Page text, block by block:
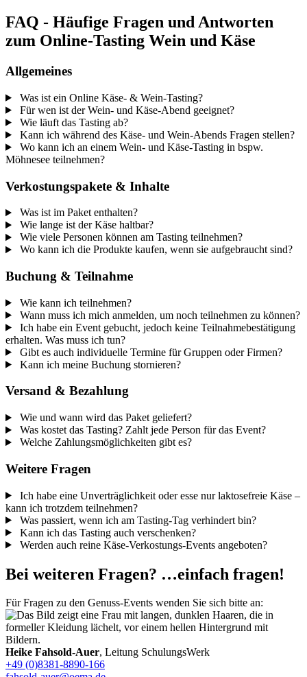
FAQ - Häufige Fragen und Antworten
zum Online-Tasting Wein und Käse
Allgemeines
Was ist ein Online Käse- & Wein-Tasting?
Für wen ist der Wein- und Käse-Abend geeignet?
Wie läuft das Tasting ab?
Kann ich während des Käse- und Wein-Abends Fragen stellen?
Wo kann ich an einem Wein- und Käse-Tasting in bspw.
Möhnesee teilnehmen?
Verkostungspakete & Inhalte
Was ist im Paket enthalten?
Wie lange ist der Käse haltbar?
Wie viele Personen können am Tasting teilnehmen?
Wo kann ich die Produkte kaufen, wenn sie aufgebraucht sind?
Buchung & Teilnahme
Wie kann ich teilnehmen?
Wann muss ich mich anmelden, um noch teilnehmen zu können?
Ich habe ein Event gebucht, jedoch keine Teilnahmebestätigung
erhalten. Was muss ich tun?
Gibt es auch individuelle Termine für Gruppen oder Firmen?
Kann ich meine Buchung stornieren?
Versand & Bezahlung
Wie und wann wird das Paket geliefert?
Was kostet das Tasting? Zahlt jede Person für das Event?
Welche Zahlungsmöglichkeiten gibt es?
Weitere Fragen
Ich habe eine Unverträglichkeit oder esse nur laktosefreie Käse –
kann ich trotzdem teilnehmen?
Was passiert, wenn ich am Tasting-Tag verhindert bin?
Kann ich das Tasting auch verschenken?
Werden auch reine Käse-Verkostungs-Events angeboten?
Bei weiteren Fragen? …einfach fragen!
Für Fragen zu den Genuss-Events wenden Sie sich bitte an:
Heike Fahsold-Auer, Leitung SchulungsWerk
+49 (0)8381-8890-166